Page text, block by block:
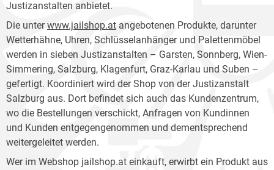
Justizanstalten anbietet.
Die unterwww.jailshop.at angebotenen Produkte, darunter
Wetterhähne, Uhren, Schlüsselanhänger und Palettenmöbel
werden in sieben Justizanstalten – Garsten, Sonnberg, Wien-
Simmering, Salzburg, Klagenfurt, Graz-Karlau und Suben –
gefertigt. Koordiniert wird der Shop von der Justizanstalt
Salzburg aus. Dort befindet sich auch das Kundenzentrum,
wo die Bestellungen verschickt, Anfragen von Kundinnen
und Kunden entgegengenommen und dementsprechend
weitergeleitet werden.
Wer im Webshop jailshop.at einkauft, erwirbt ein Produkt aus